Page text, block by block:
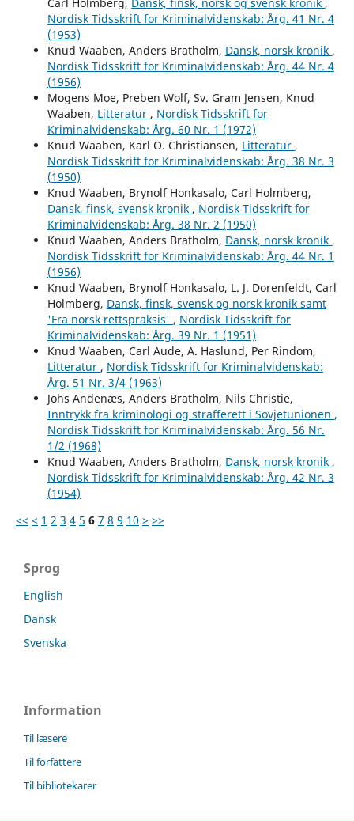
Nordisk Tidsskrift for Kriminalvidenskab: Årg. 41 Nr. 4
(1953)
Knud Waaben, Anders Bratholm, Dansk, norsk kronik ,
Nordisk Tidsskrift for Kriminalvidenskab: Årg. 44 Nr. 4
(1956)
Mogens Moe, Preben Wolf, Sv. Gram Jensen, Knud
Waaben, Litteratur , Nordisk Tidsskrift for
Kriminalvidenskab: Årg. 60 Nr. 1 (1972)
Knud Waaben, Karl O. Christiansen, Litteratur ,
Nordisk Tidsskrift for Kriminalvidenskab: Årg. 38 Nr. 3
(1950)
Knud Waaben, Brynolf Honkasalo, Carl Holmberg,
Dansk, finsk, svensk kronik , Nordisk Tidsskrift for
Kriminalvidenskab: Årg. 38 Nr. 2 (1950)
Knud Waaben, Anders Bratholm, Dansk, norsk kronik ,
Nordisk Tidsskrift for Kriminalvidenskab: Årg. 44 Nr. 1
(1956)
Knud Waaben, Brynolf Honkasalo, L. J. Dorenfeldt, Carl
Holmberg, Dansk, finsk, svensk og norsk kronik samt
'Fra norsk rettspraksis' , Nordisk Tidsskrift for
Kriminalvidenskab: Årg. 39 Nr. 1 (1951)
Knud Waaben, Carl Aude, A. Haslund, Per Rindom,
Litteratur , Nordisk Tidsskrift for Kriminalvidenskab:
Årg. 51 Nr. 3/4 (1963)
Johs Andenæs, Anders Bratholm, Nils Christie,
Inntrykk fra kriminologi og strafferett i Sovjetunionen ,
Nordisk Tidsskrift for Kriminalvidenskab: Årg. 56 Nr.
1/2 (1968)
Knud Waaben, Anders Bratholm, Dansk, norsk kronik ,
Nordisk Tidsskrift for Kriminalvidenskab: Årg. 42 Nr. 3
(1954)
<< < 1 2 3 4 5 6 7 8 9 10 > >>
Sprog
English
Dansk
Svenska
Information
Til læsere
Til forfattere
Til bibliotekarer